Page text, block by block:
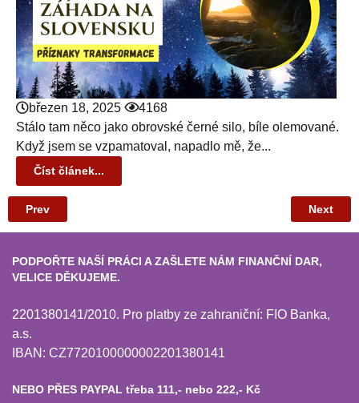
březen 18, 2025
4168
Stálo tam něco jako obrovské černé silo, bíle olemované.
Když jsem se vzpamatoval, napadlo mě, že...
Číst článek...
Prev Next
PODPOŘTE NAŠÍ PRÁCI A ZAŠLETE NÁM FINANČNÍ DAR,
VELICE DĚKUJEME.
2201380141/2010. Pro platby ze zahraniční: FIO Banka,
a.s.
IBAN: CZ7720100000002201380141
NEBO PŘES PAYPAL třeba 111,- nebo 222,- Kč